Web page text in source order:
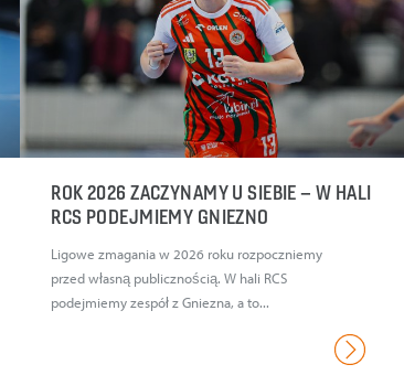
ROK 2026 ZACZYNAMY U SIEBIE – W HALI
RCS PODEJMIEMY GNIEZNO
Ligowe zmagania w 2026 roku rozpoczniemy
przed własną publicznością. W hali RCS
podejmiemy zespół z Gniezna, a to...